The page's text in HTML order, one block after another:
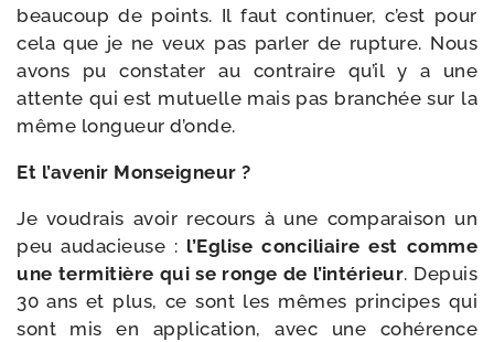
beau­coup de points. Il faut conti­nuer, c’est pour
cela que je ne veux pas par­ler de rup­ture. Nous
avons pu consta­ter au contraire qu’il y a une
attente qui est mutuelle mais pas bran­chée sur la
même lon­gueur d’onde.
Et l’a­ve­nir Monseigneur ?
Je vou­drais avoir recours à une com­pa­rai­son un
peu auda­cieuse : l’Eglise conci­liaire est comme
une ter­mi­tière qui se ronge de l’in­té­rieur. Depuis
30 ans et plus, ce sont les mêmes prin­cipes qui
sont mis en appli­ca­tion, avec une cohé­rence